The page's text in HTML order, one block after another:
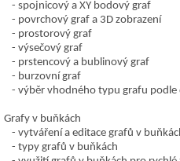
spojnicový a XY bodový graf
povrchový graf a 3D zobrazení
prostorový graf
výsečový graf
prstencový a bublinový graf
burzovní graf
výběr vhodného typu grafu podle
Grafy v buňkách
vytváření a editace grafů v
typy grafů v buňkách